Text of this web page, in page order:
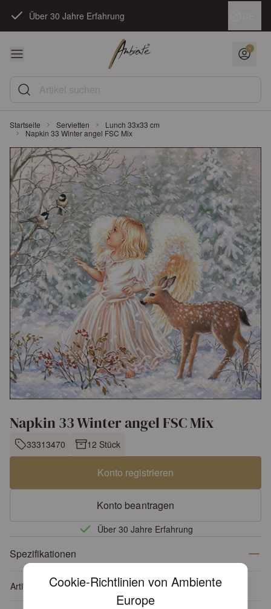
Cookie-Richtlinien von Ambiente
Europe
Über 30 Jahre Erfahrung
Artikel suchen
Startseite Servietten
Lunch 33x33 cm
Napkin 33 Winter angel FSC Mix
Napkin 33 Winter angel FSC Mix
33313470 12 Stück
Konto registrieren
Konto beantragen
Über 30 Jahre Erfahrung
Spezifikationen
Artikelnummer 33313470